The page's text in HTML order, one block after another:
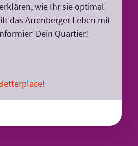
erklären, wie Ihr sie optimal
das Arrenberger Leben mit
Dein Quartier!